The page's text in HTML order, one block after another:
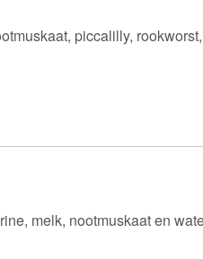
piccalilly,
melk, nootmuskaat en